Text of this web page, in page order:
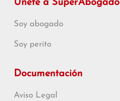
Únete a SuperAbogado
Soy abogado
Soy perito
Documentación
Aviso Legal